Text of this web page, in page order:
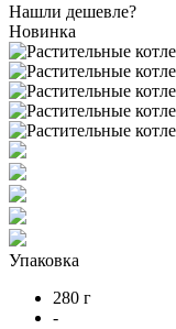
Нашли дешевле?
Новинка
Упаковка
280 г
-